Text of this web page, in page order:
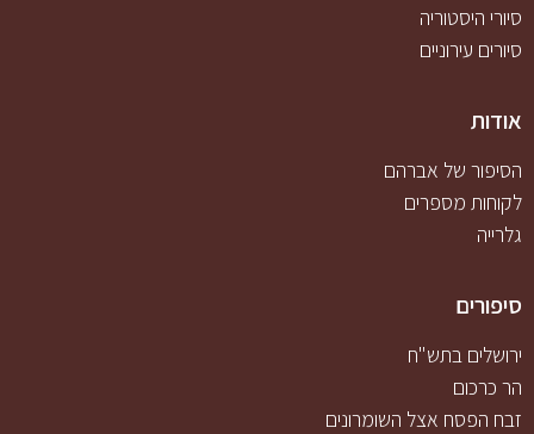
סיורי היסטוריה
סיורים עירוניים
אודות
הסיפור של אברהם
לקוחות מספרים
גלרייה
סיפורים
ירושלים בתש"ח
הר כרכום
זבח הפסח אצל השומרונים